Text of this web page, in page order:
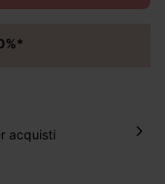
acquisti